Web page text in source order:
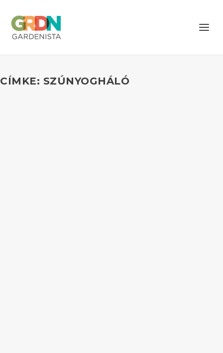
CÍMKE: SZÚNYOGHÁLÓ